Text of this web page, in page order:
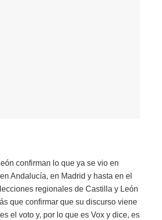
confirman lo que ya se vio en
Andalucía, en Madrid y hasta en el
regionales de Castilla y León
que confirmar que su discurso viene
el voto y, por lo que es Vox y dice, es